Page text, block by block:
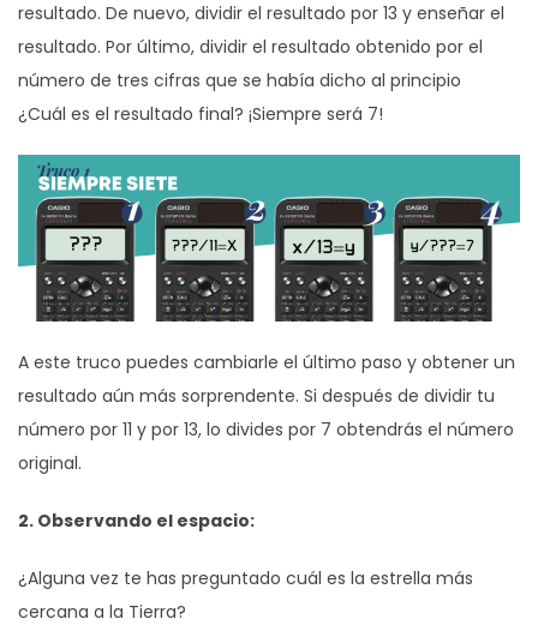
resultado. De nuevo, dividir el resultado por 13 y enseñar el
resultado. Por último, dividir el resultado obtenido por el
número de tres cifras que se había dicho al principio
¿Cuál es el resultado final? ¡Siempre será 7!
A este truco puedes cambiarle el último paso y obtener un
resultado aún más sorprendente. Si después de dividir tu
número por 11 y por 13, lo divides por 7 obtendrás el número
original.
2. Observando el espacio:
¿Alguna vez te has preguntado cuál es la estrella más
cercana a la Tierra?